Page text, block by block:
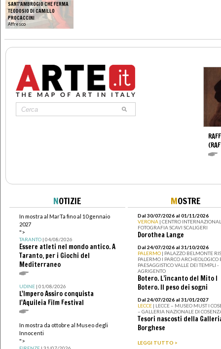
SANT'AMBROGIO CHE FERMA
TEODOSIO DI CAMILLO
PROCACCINI
Affresco
NOTIZIE
In mostra al MarTa fino al 10 gennaio
2027
">
TARANTO| 04/08/2026
Essere atleti nel mondo antico. A
Taranto, per i Giochi del
Mediterraneo
UDINE| 01/08/2026
L'Impero Assiro conquista
l'Aquileia Film Festival
In mostra da ottobre al Museo degli
Innocenti
">
MOSTRE
Dal 30/07/2026 al 01/11/2026
VERONA | CENTRO
FOTOGRAFIA SCAVI SCALIGERI
Dorothea Lange
Dal 24/07/2026 al 31/10/2026
PALERMO | PALAZZO BELMONTE
PALERMO I PARCO ARCHEOLOGICO
PAESAGGISTICO VALLE DEI TEMPLI -
AGRIGENTO
Botero. L’incanto del Mito I
Botero. Il peso dei sogni
Dal 24/07/2026 al 31/01/2027
LECCE | LECCE – MUSEO MUST I
– GALLERIA NAZIONALE DI
Tesori nascosti della
Borghese
LEGGI TUTTO >